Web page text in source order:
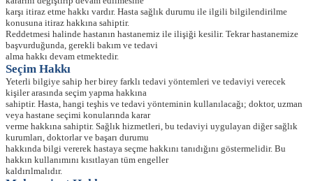
karşı itiraz etme hakkı vardır. Hasta sağlık durumu ile ilgili bilgilendirilme
konusuna itiraz hakkına sahiptir.
Reddetmesi halinde hastanın hastanemiz ile ilişiği kesilir. Tekrar hastanemize
başvurduğunda, gerekli bakım ve tedavi
alma hakkı devam etmektedir.
Seçim Hakkı
Yeterli bilgiye sahip her birey farklı tedavi yöntemleri ve tedaviyi verecek
kişiler arasında seçim yapma hakkına
sahiptir. Hasta, hangi teşhis ve tedavi yönteminin kullanılacağı; doktor, uzman
veya hastane seçimi konularında karar
verme hakkına sahiptir. Sağlık hizmetleri, bu tedaviyi uygulayan diğer sağlık
kurumları, doktorlar ve başarı durumu
hakkında bilgi vererek hastaya seçme hakkını tanıdığını göstermelidir. Bu
hakkın kullanımını kısıtlayan tüm engeller
kaldırılmalıdır.